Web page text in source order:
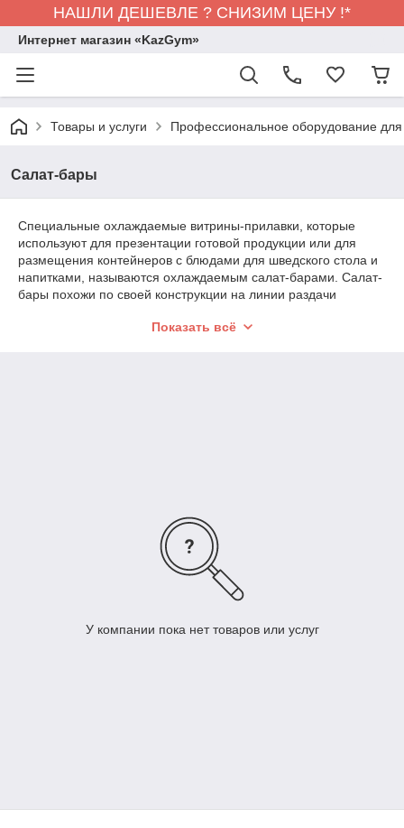
НАШЛИ ДЕШЕВЛЕ ? СНИЗИМ ЦЕНУ !*
Интернет магазин «KazGym»
Товары и услуги Профессиональное оборудование
Салат-бары
Специальные охлаждаемые витрины-прилавки, которые
используют для презентации готовой продукции или для
размещения контейнеров с блюдами для шведского стола и
напитками, называются охлаждаемым салат-барами. Салат-
бары похожи по своей конструкции на линии раздачи
оборудование более высокого уровня.
Показать всё
У компании пока нет товаров или услуг